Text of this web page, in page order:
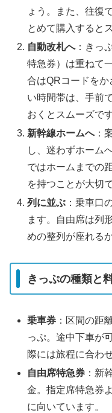
ょう。また、往復
とめて購入すると
自動改札へ：きっ
特急券）は重ねて
合はQRコードを
い時間帯は、手前
おくとスムーズです
新幹線ホームへ：
し、迷わずホーム
ではホームまでの
を持つことが大切で
列に並ぶ ：乗車口
ます。自由席は列
めの整列が座れる
きっぷの種類と
乗車券 ：区間の距
っぷ。途中下車が
際には旅程に合わ
自由席特急券 ：新
金。指定席特急券
に向いています。